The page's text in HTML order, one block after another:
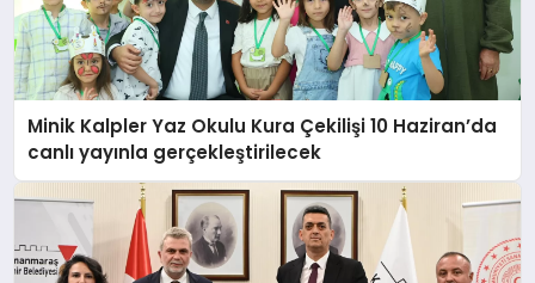
Minik Kalpler Yaz Okulu Kura Çekilişi 10 Haziran’da
canlı yayınla gerçekleştirilecek